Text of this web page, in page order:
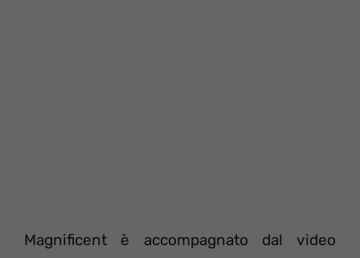
Magnificent è accompagnato dal video